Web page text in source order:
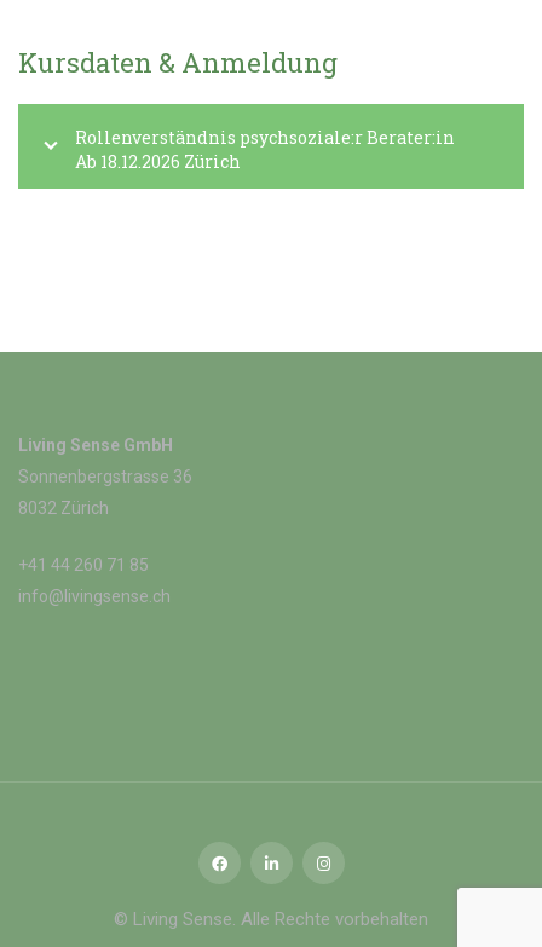
Kursdaten & Anmeldung
Rollenverständnis psychsoziale:r Berater:in
Ab 18.12.2026 Zürich
Living Sense GmbH
Sonnenbergstrasse 36
8032 Zürich
+41 44 260 71 85
info@livingsense.ch
© Living Sense. Alle Rechte vorbehalten